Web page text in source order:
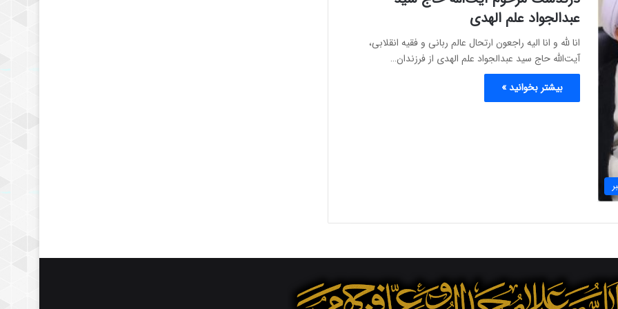
عبدالجواد علم الهدی
انا لله و انا الیه راجعون ارتحال عالم ربانی و فقیه انقلابی،
آیت‌الله حاج سید عبدالجواد علم الهدی از فرزندان…
بیشتر بخوانید »